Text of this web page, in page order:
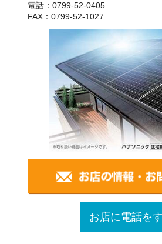
電話：0799-52-0405
FAX：0799-52-1027
お店に電話を